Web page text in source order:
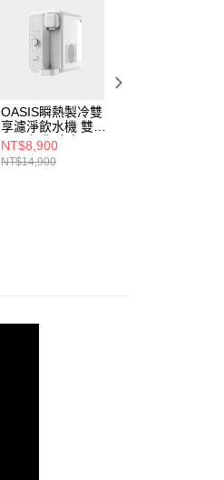
OASIS瞬熱製冷雙
享濾淨飲水機 雙享
Bar(咖啡/冰水
UVC殺菌)
NT$8,900
NT$14,900